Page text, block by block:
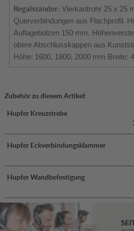
Regalständer: Vierkantrohr 25 x 25
Querverbindungen aus Flachprofil.
Auflagebolzen 150 mm.
obere Abschlusskappen aus
Höhe: 1600, 1800, 2000 mm Breite:
Zubehör zu diesem Artikel:
Hupfer Kreuzstrebe
Hupfer Eckverbindungsklammer
Hupfer Wandbefestigung